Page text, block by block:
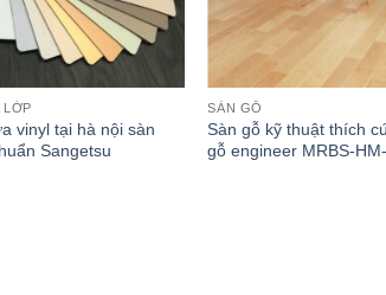
LỚP
vinyl tại hà nội sàn
Sangetsu
SÀN GỖ
Sàn gỗ kỹ thuật thích
gỗ engineer MRBS-